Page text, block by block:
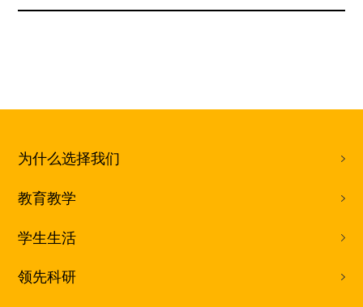
为什么选择我们
教育教学
学生生活
领先科研